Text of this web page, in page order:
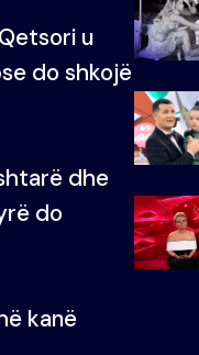
u
do shkojë
dhe
do
kanë